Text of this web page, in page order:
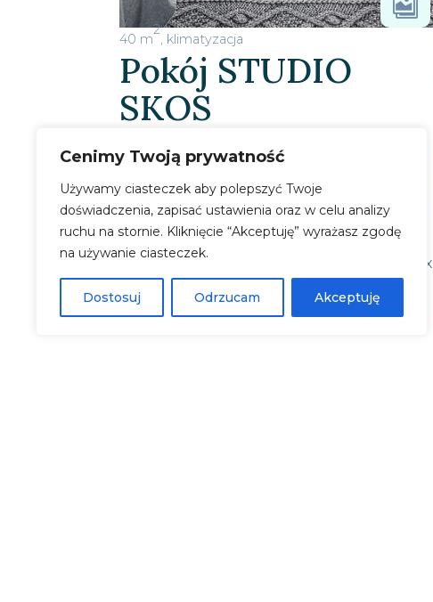
Cenimy Twoją prywatność
Używamy ciasteczek aby polepszyć Twoje
doświadczenia, zapisać ustawienia oraz w celu analizy
ruchu na stornie. Kliknięcie “Akceptuję” wyrażasz zgodę
na używanie ciasteczek.
Dostosuj Odrzucam Akceptuję

40 m
2
, klimatyzacja
Pokój STUDIO
SKOS
Pokój składa się z sypialni z łożem 140 x
200 cm połączonej z częścią dzienną, w
której znajduje się sofa 140 x 200 cm,
łazienki. W pokoju także dodatkowa
sypialnia dla dzieci, z dwoma łóżkami 80 x
200 cm.